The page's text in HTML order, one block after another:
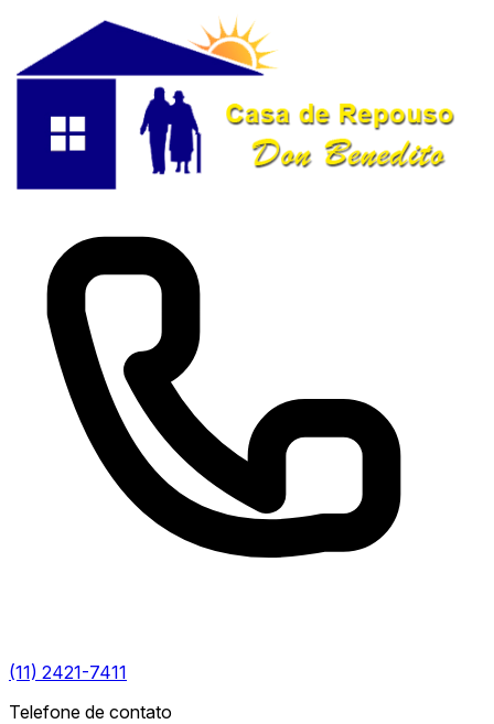
(11) 2421-7411
Telefone de contato